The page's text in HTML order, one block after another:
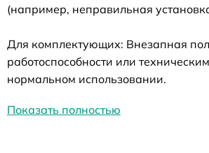
(например, неправильная
Для комплектующих: Внезапная
работоспособности или
нормальном использовании.
Показать полностью